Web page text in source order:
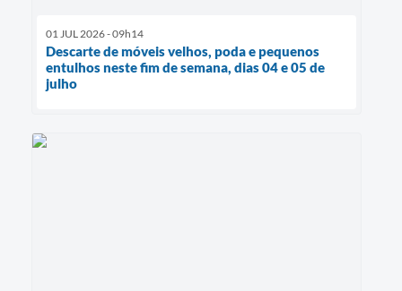
01 JUL 2026 - 09h14
Descarte de móveis velhos, poda e pequenos
entulhos neste fim de semana, dias 04 e 05 de
julho